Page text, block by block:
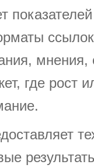
мнения,
где рост